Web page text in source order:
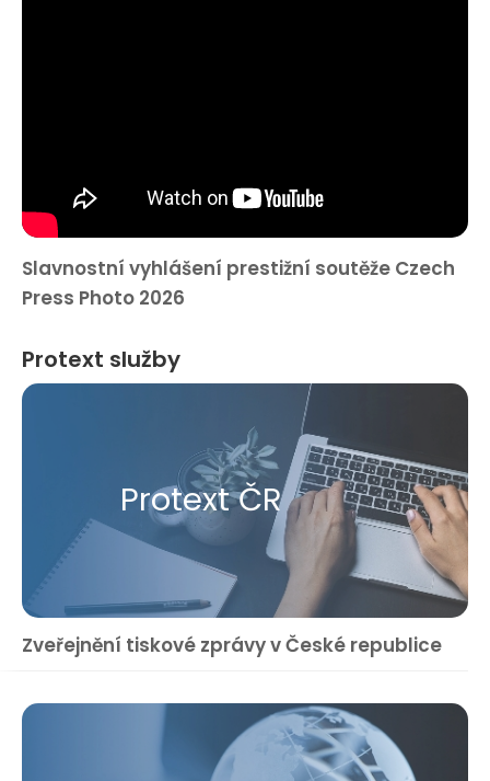
Slavnostní vyhlášení prestižní soutěže Czech
Press Photo 2026
Protext služby
Protext ČR
Zveřejnění tiskové zprávy v České republice